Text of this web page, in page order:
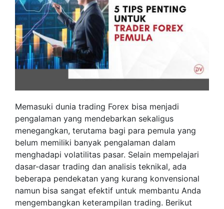
Memasuki dunia trading Forex bisa menjadi
pengalaman yang mendebarkan sekaligus
menegangkan, terutama bagi para pemula yang
belum memiliki banyak pengalaman dalam
menghadapi volatilitas pasar. Selain mempelajari
dasar-dasar trading dan analisis teknikal, ada
beberapa pendekatan yang kurang konvensional
namun bisa sangat efektif untuk membantu Anda
mengembangkan keterampilan trading. Berikut